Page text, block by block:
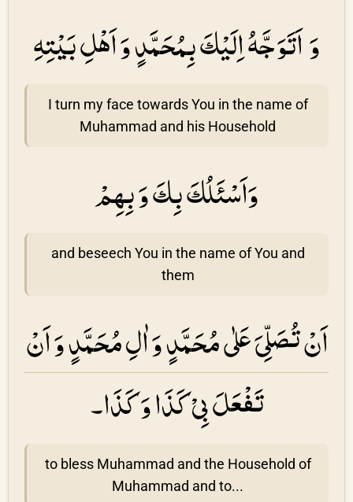
وَ اَتَوَجَّهُ اِلَيْكَ بِمُحَمَّدٍ وَ اَهْلِ بَيْتِهِ
I turn my face towards You in the name of
Muhammad and his Household
وَاَسْئَلُكَ بِكَ وَ بِهِمْ
and beseech You in the name of You and
them
اَنْ تُصَلِّىَ عَلٰى مُحَمَّدٍ وَ اٰلِ مُحَمَّدٍ وَ اَنْ
تَفْعَلَ بِىْ كَذَا وَ كَذَا۔
to bless Muhammad and the Household of
Muhammad and to...